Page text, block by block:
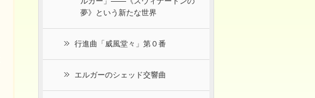
夢》という新たな世界
行進曲「威風堂々」第０番
エルガーのシェッド交響曲